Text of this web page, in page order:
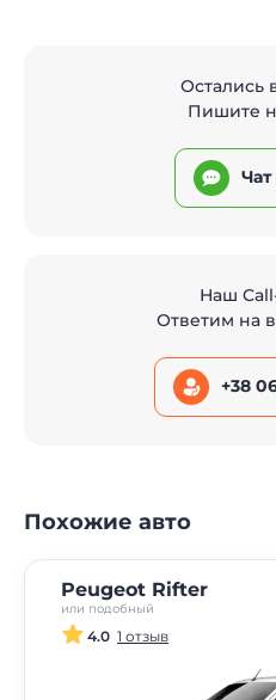
Остались
Пишите
Наш
Ответим на
+38
Похожие авто
Peugeot Rifter
или подобный
4.0 1 отзыв